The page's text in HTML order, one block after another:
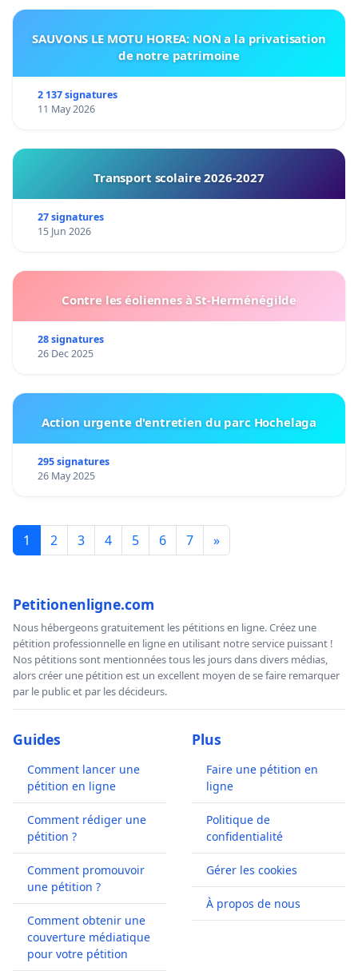
SAUVONS LE MOTU HOREA: NON a la privatisation
de notre patrimoine
2 137 signatures
11 May 2026
Transport scolaire 2026-2027
27 signatures
15 Jun 2026
Contre les éoliennes à St-Herménégilde
28 signatures
26 Dec 2025
Action urgente d'entretien du parc Hochelaga
295 signatures
26 May 2025
1 2 3 4 5 6 7 »
Petitionenligne.com
Nous hébergeons gratuitement les pétitions en ligne. Créez une
pétition professionnelle en ligne en utilisant notre service puissant !
Nos pétitions sont mentionnées tous les jours dans divers médias,
alors créer une pétition est un excellent moyen de se faire remarquer
par le public et par les décideurs.
Guides
Comment lancer une
pétition en ligne
Comment rédiger une
pétition ?
Comment promouvoir
une pétition ?
Comment obtenir une
couverture médiatique
pour votre pétition
Plus
Faire une pétition en
ligne
Politique de
confidentialité
Gérer les cookies
À propos de nous